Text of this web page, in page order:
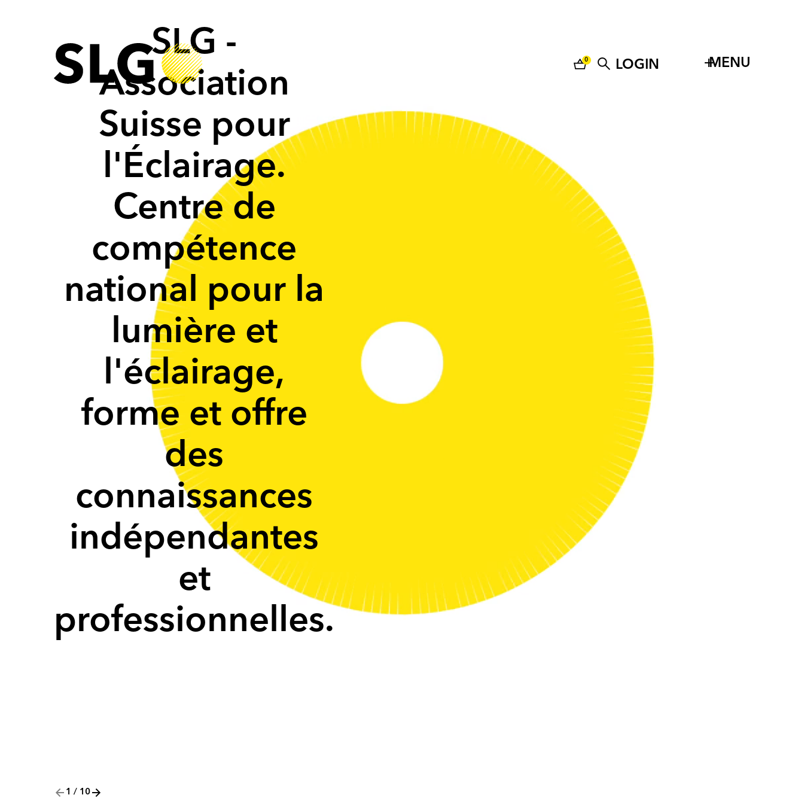
0 LOGIN MENU
SLG -
Association
Suisse pour
l'Éclairage.
Centre de
compétence
national pour la
lumière et
l'éclairage,
forme et offre
des
connaissances
indépendantes
et
professionnelles.
1 / 10